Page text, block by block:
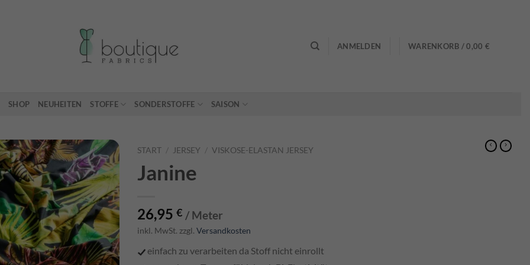
ANMELDEN WARENKORB /0,00 €
SHOP NEUHEITEN STOFFE SONDERSTOFFE SAISON
START / JERSEY / VISKOSE-ELASTAN JERSEY
Janine
26,95 € / Meter
inkl. MwSt. zzgl. Versandkosten
einfach zu verarbeiten da Stoff nicht einrollt